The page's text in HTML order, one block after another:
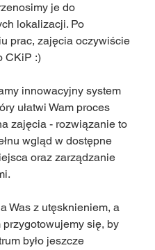
je do
lokalizacji. Po
prac, zajęcia oczywiście
CKiP :)
innowacyjny system
ułatwi Wam proces
zajęcia - rozwiązanie to
wgląd w dostępne
oraz zarządzanie
Was z utęsknieniem, a
przygotowujemy się, by
było jeszcze